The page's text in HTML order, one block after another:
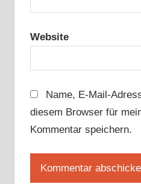
Website
Name, E-Mail-
diesem Browser für
Kommentar speichern.